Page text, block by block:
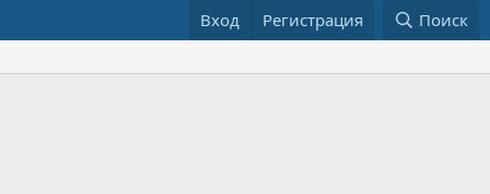
Вход Регистрация Поиск